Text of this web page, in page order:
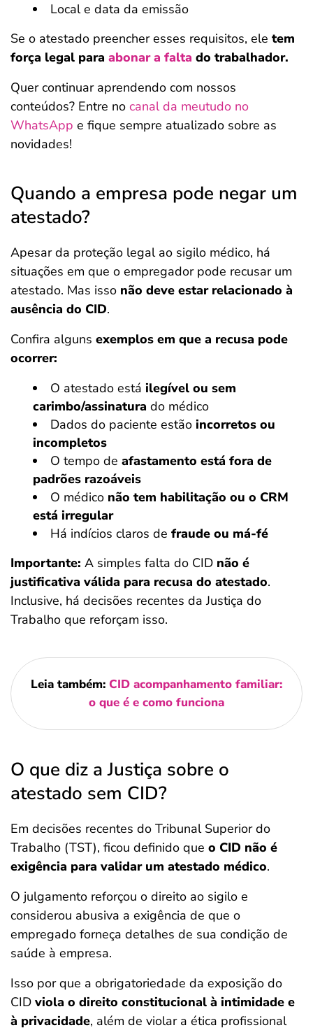
Local e data da emissão
Se o atestado preencher esses requisitos, ele tem
força legal para abonar a falta do trabalhador.
Quer continuar aprendendo com nossos
conteúdos? Entre no canal da meutudo no
WhatsApp e fique sempre atualizado sobre as
novidades!
Quando a empresa pode negar um
atestado?
Apesar da proteção legal ao sigilo médico, há
situações em que o empregador pode recusar um
atestado. Mas isso não deve estar relacionado à
ausência do CID.
Confira alguns exemplos em que a recusa pode
ocorrer:
O atestado está ilegível ou sem
carimbo/assinatura do médico
Dados do paciente estão incorretos ou
incompletos
O tempo de afastamento está fora de
padrões razoáveis
O médico não tem habilitação ou o CRM
está irregular
Há indícios claros de fraude ou má-fé
Importante: A simples falta do CID não é
justificativa válida para recusa do atestado.
Inclusive, há decisões recentes da Justiça do
Trabalho que reforçam isso.
Leia também: CID acompanhamento familiar:
o que é e como funciona
O que diz a Justiça sobre o
atestado sem CID?
Em decisões recentes do Tribunal Superior do
Trabalho (TST), ficou definido que o CID não é
exigência para validar um atestado médico.
O julgamento reforçou o direito ao sigilo e
considerou abusiva a exigência de que o
empregado forneça detalhes de sua condição de
saúde à empresa.
Isso por que a obrigatoriedade da exposição do
CID viola o direito constitucional à intimidade e
à privacidade, além de violar a ética profissional